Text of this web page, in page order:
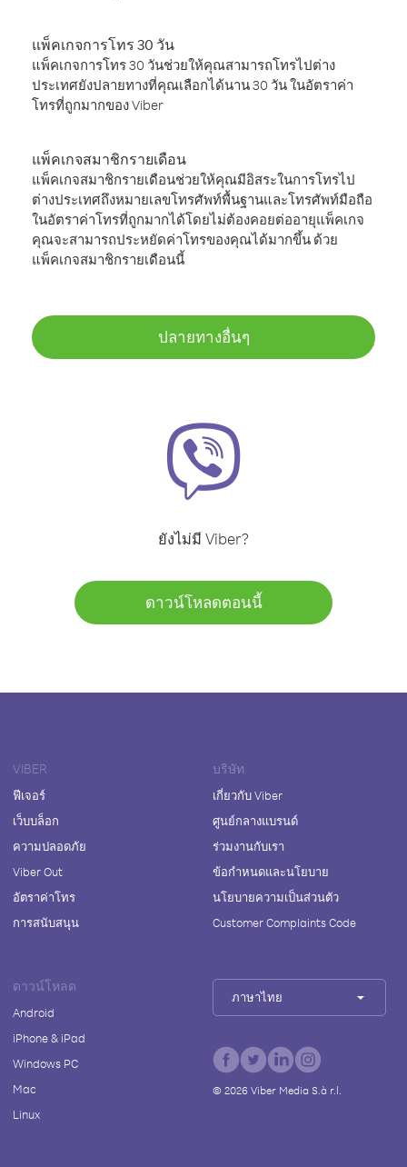
แพ็คเกจการโทร 30 วัน
แพ็คเกจการโทร 30 วันช่วยให้คุณสามารถโทรไปต่าง
ประเทศยังปลายทางที่คุณเลือกได้นาน 30 วัน ในอัตราค่า
โทรที่ถูกมากของ Viber
แพ็คเกจสมาชิกรายเดือน
แพ็คเกจสมาชิกรายเดือนช่วยให้คุณมีอิสระในการโทรไป
ต่างประเทศถึงหมายเลขโทรศัพท์พื้นฐานและโทรศัพท์มือถือ
ในอัตราค่าโทรที่ถูกมากได้โดยไม่ต้องคอยต่ออายุแพ็คเกจ
คุณจะสามารถประหยัดค่าโทรของคุณได้มากขึ้น ด้วย
แพ็คเกจสมาชิกรายเดือนนี้
ปลายทางอื่นๆ
ยังไม่มี Viber?
ดาวน์โหลดตอนนี้
VIBER
ฟีเจอร์
เว็บบล็อก
ความปลอดภัย
Viber Out
อัตราค่าโทร
การสนับสนุน
บริษัท
เกี่ยวกับ Viber
ศูนย์กลางแบรนด์
ร่วมงานกับเรา
ข้อกำหนดและนโยบาย
นโยบายความเป็นส่วนตัว
Customer Complaints Code
ดาวน์โหลด
Android
iPhone & iPad
Windows PC
Mac
Linux
ภาษาไทย
© 2026Viber Media S.à r.l.